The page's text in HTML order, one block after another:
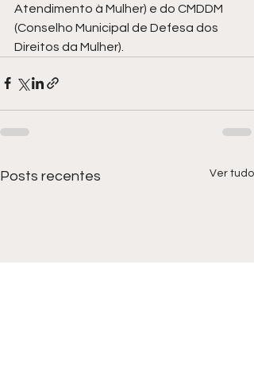
Atendimento à Mulher) e do CMDDM
(Conselho Municipal de Defesa dos
Direitos da Mulher).
Posts recentes Ver tudo